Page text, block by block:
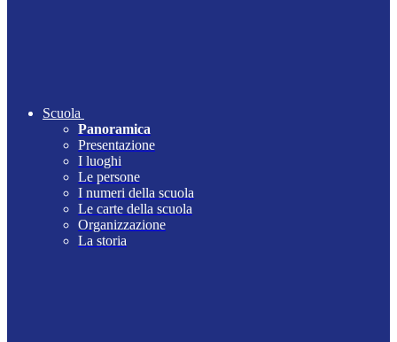
Scuola
Panoramica
Presentazione
I luoghi
Le persone
I numeri della scuola
Le carte della scuola
Organizzazione
La storia